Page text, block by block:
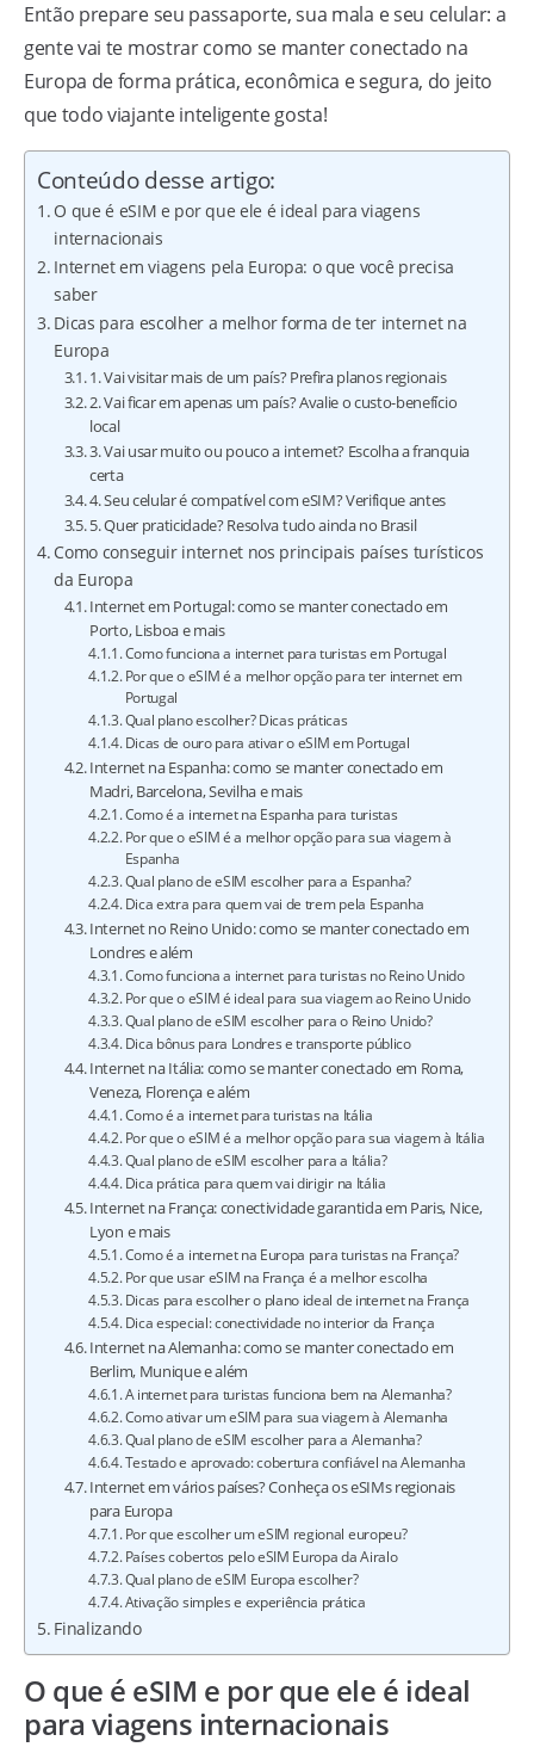
Então prepare seu passaporte, sua mala e seu celular: a
gente vai te mostrar como se manter conectado na
Europa de forma prática, econômica e segura, do jeito
que todo viajante inteligente gosta!
Conteúdo desse artigo:
O que é eSIM e por que ele é ideal para viagens
internacionais
Internet em viagens pela Europa: o que você precisa
saber
Dicas para escolher a melhor forma de ter internet na
Europa
1. Vai visitar mais de um país? Prefira planos regionais
2. Vai ficar em apenas um país? Avalie o custo-benefício
local
3. Vai usar muito ou pouco a internet? Escolha a franquia
certa
4. Seu celular é compatível com eSIM? Verifique antes
5. Quer praticidade? Resolva tudo ainda no Brasil
Como conseguir internet nos principais países turísticos
da Europa
Internet em Portugal: como se manter conectado em
Porto, Lisboa e mais
Como funciona a internet para turistas em Portugal
Por que o eSIM é a melhor opção para ter internet em
Portugal
Qual plano escolher? Dicas práticas
Dicas de ouro para ativar o eSIM em Portugal
Internet na Espanha: como se manter conectado em
Madri, Barcelona, Sevilha e mais
Como é a internet na Espanha para turistas
Por que o eSIM é a melhor opção para sua viagem à
Espanha
Qual plano de eSIM escolher para a Espanha?
Dica extra para quem vai de trem pela Espanha
Internet no Reino Unido: como se manter conectado em
Londres e além
Como funciona a internet para turistas no Reino Unido
Por que o eSIM é ideal para sua viagem ao Reino Unido
Qual plano de eSIM escolher para o Reino Unido?
Dica bônus para Londres e transporte público
Internet na Itália: como se manter conectado em Roma,
Veneza, Florença e além
Como é a internet para turistas na Itália
Por que o eSIM é a melhor opção para sua viagem à Itália
Qual plano de eSIM escolher para a Itália?
Dica prática para quem vai dirigir na Itália
Internet na França: conectividade garantida em Paris, Nice,
Lyon e mais
Como é a internet na Europa para turistas na França?
Por que usar eSIM na França é a melhor escolha
Dicas para escolher o plano ideal de internet na França
Dica especial: conectividade no interior da França
Internet na Alemanha: como se manter conectado em
Berlim, Munique e além
A internet para turistas funciona bem na Alemanha?
Como ativar um eSIM para sua viagem à Alemanha
Qual plano de eSIM escolher para a Alemanha?
Testado e aprovado: cobertura confiável na Alemanha
Internet em vários países? Conheça os eSIMs regionais
para Europa
Por que escolher um eSIM regional europeu?
Países cobertos pelo eSIM Europa da Airalo
Qual plano de eSIM Europa escolher?
Ativação simples e experiência prática
Finalizando
O que é eSIM e por que ele é ideal
para viagens internacionais